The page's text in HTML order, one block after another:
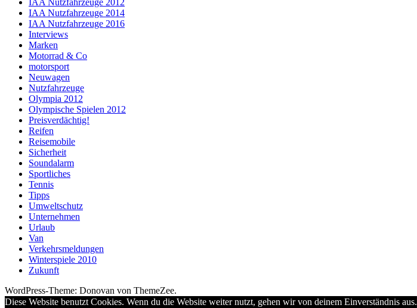
IAA Nutzfahrzeuge 2014
IAA Nutzfahrzeuge 2016
Interviews
Marken
Motorrad & Co
motorsport
Neuwagen
Nutzfahrzeuge
Olympia 2012
Olympische Spielen 2012
Preisverdächtig!
Reifen
Reisemobile
Sicherheit
Soundalarm
Sportliches
Tennis
Tipps
Umweltschutz
Unternehmen
Urlaub
Van
Verkehrsmeldungen
Winterspiele 2010
Zukunft
WordPress-Theme: Donovan von ThemeZee.
Diese Website benutzt Cookies. Wenn du die Website weiter nutzt, gehen wir von deinem Einverständnis aus.